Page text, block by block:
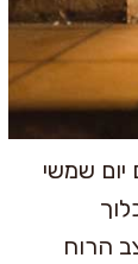
יום שמשי
הרוח